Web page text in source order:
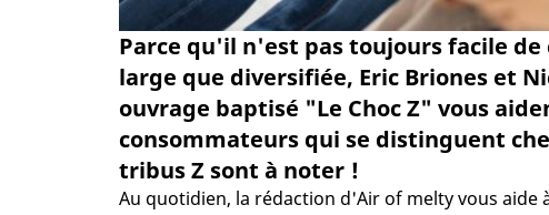
Parce qu'il n'est pas toujours facile
large que diversifiée, Eric Briones et
ouvrage baptisé "Le Choc Z" vous
consommateurs qui se distinguent
tribus Z sont à noter !
Au quotidien, la rédaction d'Air of melty vous aide